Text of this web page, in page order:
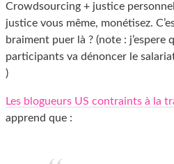
Crowdsourcing + justice
justice vous même, monétisez.
braiment puer là ? (note : j’espere
participants va dénoncer le
)
Les blogueurs US contraints à la
apprend que :